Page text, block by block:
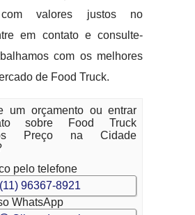
com valores justos no
em contato e consulte-
com os melhores
de Food Truck.
um orçamento ou entrar
sobre Food Truck
Preço na Cidade
pelo telefone
(11) 96367-8921
WhatsApp